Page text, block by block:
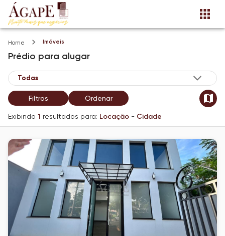
Home Imóveis
Prédio para alugar
Filtros Ordenar
Exibindo 1 resultados para: Locação - Cidade